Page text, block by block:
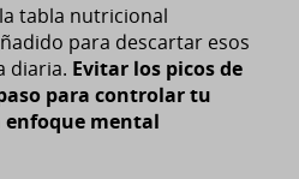
tabla nutricional
para descartar esos
diaria. Evitar los picos de
para controlar tu
enfoque mental